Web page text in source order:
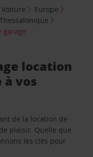
Europe
Thessalonique
garage
location
vos
de la location de
plaisir. Quelle que
les clés pour